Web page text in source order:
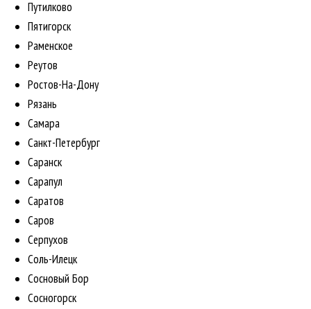
Путилково
Пятигорск
Раменское
Реутов
Ростов-На-Дону
Рязань
Самара
Санкт-Петербург
Саранск
Сарапул
Саратов
Саров
Серпухов
Соль-Илецк
Сосновый Бор
Сосногорск